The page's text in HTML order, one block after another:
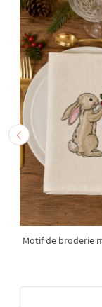
Motif de broderie